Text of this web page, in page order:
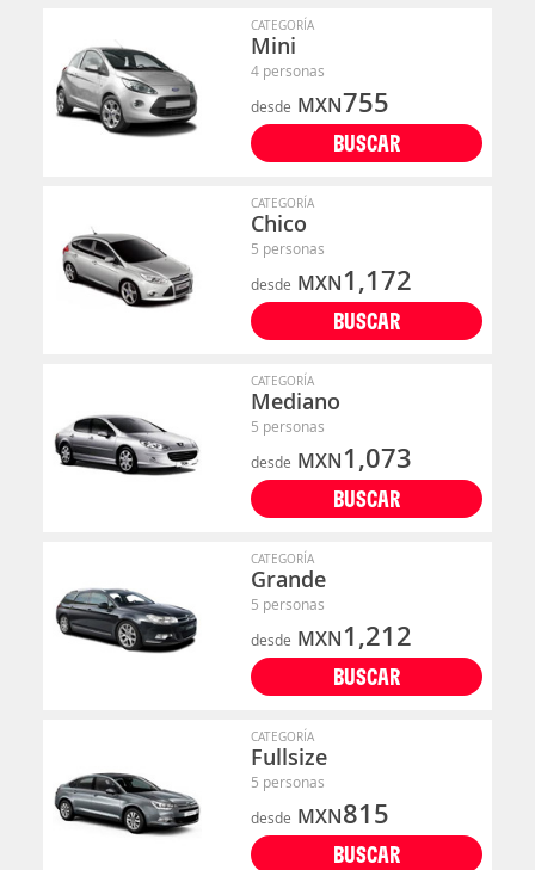
CATEGORÍA
Mini
4 personas
desde MXN755
BUSCAR
CATEGORÍA
Chico
5 personas
desde MXN1,172
BUSCAR
CATEGORÍA
Mediano
5 personas
desde MXN1,073
BUSCAR
CATEGORÍA
Grande
5 personas
desde MXN1,212
BUSCAR
CATEGORÍA
Fullsize
5 personas
desde MXN815
BUSCAR